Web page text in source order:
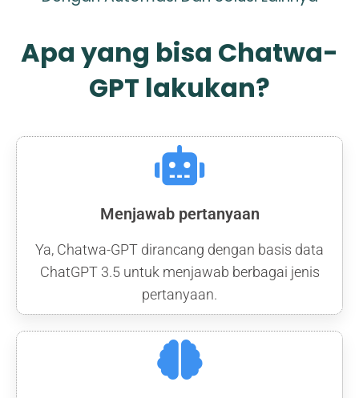
Apa yang bisa Chatwa-
GPT lakukan?
Menjawab pertanyaan
Ya, Chatwa-GPT dirancang dengan basis data
ChatGPT 3.5 untuk menjawab berbagai jenis
pertanyaan.